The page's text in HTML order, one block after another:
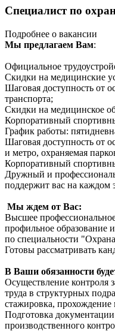
Специалист по
Подробнее о вакансии
Мы предлагаем Вам:
Официальное
Скидки на медицинские
Шаговая доступность от
транспорта;
Скидки на медицинское
Корпоративный
График работы:
Шаговая доступность от
и метро, охраняемая
Корпоративный
Дружный и
поддержит вас на каждом
Мы ждем от Вас:
Высшее
профильное образование
по специальности
Готовы рассматривать
В Ваши обязанности
Осуществление контроля
труда в структурных
стажировка, прохождение
Подготовка
производственного